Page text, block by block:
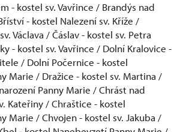
- kostel sv. Vavřince / Brandýs nad
- kostel Nalezení sv. Kříže /
Václava / Čáslav - kostel sv. Petra
- kostel sv. Vavřince / Dolní Kralovice -
/ Dolní Počernice - kostel
Marie / Dražice - kostel sv. Martina /
Panny Marie / Chrást nad
Kateřiny / Chraštice - kostel
Marie / Chvojen - kostel sv. Jakuba /